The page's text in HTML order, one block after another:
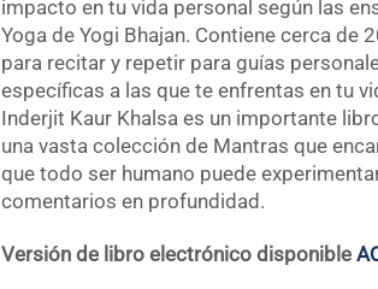
impacto en tu vida personal según las
Yoga de Yogi Bhajan. Contiene cerca de
para recitar y repetir para guías
específicas a las que te enfrentas en tu
Inderjit Kaur Khalsa es un importante
una vasta colección de Mantras que
que todo ser humano puede
comentarios en profundidad.
Versión de libro electrónico disponible